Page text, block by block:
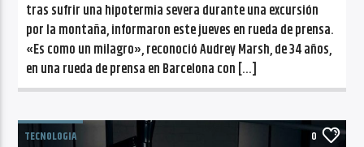
tras sufrir una hipotermia severa durante una excursión
por la montaña, informaron este jueves en rueda de prensa.
«Es como un milagro», reconoció Audrey Marsh, de 34 años,
en una rueda de prensa en Barcelona con […]
TECNOLOGIA 0